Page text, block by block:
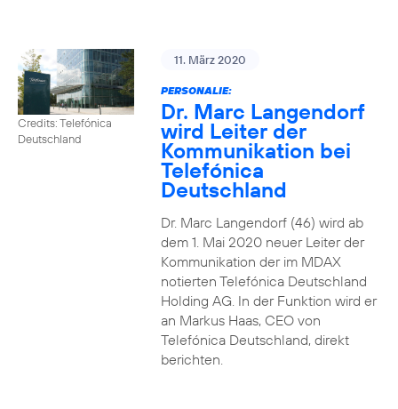
Credits: Telefónica
Deutschland
11. März 2020
PERSONALIE:
Dr. Marc Langendorf
wird Leiter der
Kommunikation bei
Telefónica
Deutschland
Dr. Marc Langendorf (46) wird ab
dem 1. Mai 2020 neuer Leiter der
Kommunikation der im MDAX
notierten Telefónica Deutschland
Holding AG. In der Funktion wird er
an Markus Haas, CEO von
Telefónica Deutschland, direkt
berichten.